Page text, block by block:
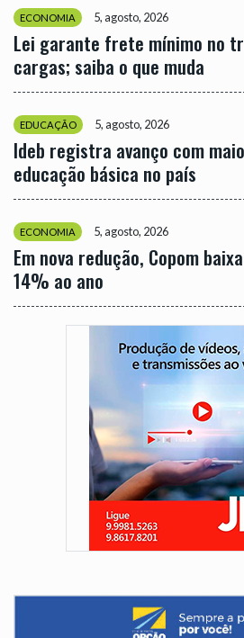
ECONOMIA 5, agosto, 2026
Lei garante frete mínimo no
cargas; saiba o que muda
EDUCAÇÃO 5, agosto, 2026
Ideb registra avanço com
educação básica no país
ECONOMIA 5, agosto, 2026
Em nova redução, Copom
14% ao ano